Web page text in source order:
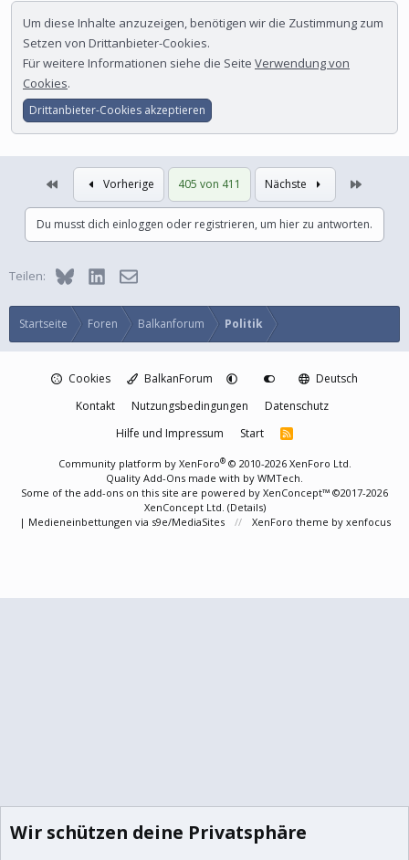
Um diese Inhalte anzuzeigen, benötigen wir die Zustimmung zum
Setzen von Drittanbieter-Cookies.
Für weitere Informationen siehe die Seite Verwendung von
Cookies.
Drittanbieter-Cookies akzeptieren
Vorherige 405 von 411 Nächste
Du musst dich einloggen oder registrieren, um hier zu antworten.
Teilen: BlueskyLinkedInE-Mail
Startseite Foren Balkanforum Politik
Cookies BalkanForum
Deutsch
Kontakt
Nutzungsbedingungen
Datenschutz
Hilfe und Impressum
Start
R
Community platform by XenForo® © 2010-2026 XenForo Ltd.
Quality Add-Ons made with by WMTech.
Some of the add-ons on this site are powered by XenConcept™ ©2017-2026
XenConcept Ltd. (Details)
| Medieneinbettungen via s9e/MediaSites XenForo theme by xenfocus
Wir schützen deine Privatsphäre